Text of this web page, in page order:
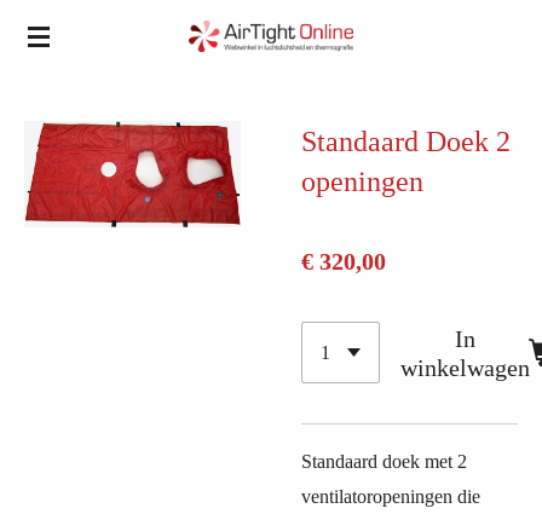
Ga
hoofdinhoud
Standaard Doek 2
openingen
€ 320,00
In
winkelwagen
Standaard doek met 2
ventilatoropeningen die